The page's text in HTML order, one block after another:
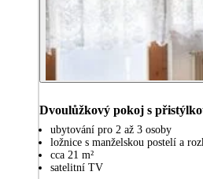
Dvoulůžkový pokoj s
ubytování pro 2 až 3 osoby
ložnice s manželskou postelí a
cca 21 m²
satelitní TV